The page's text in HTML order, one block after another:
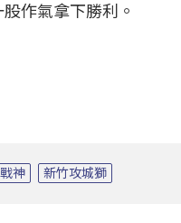
作氣拿下勝利。
神 新竹攻城獅